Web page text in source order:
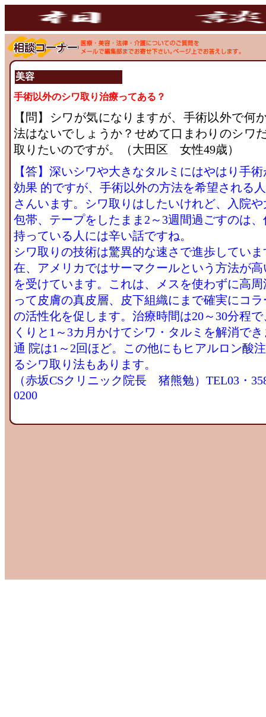
美容
手術以外のシワ取り治療ってある？
【問】シワが気になりますが、手術以外で何
法はないでしょうか？せめて口まわりのシワ
取りたいのですが。（大田区 女性49歳）
【答】深いシワや大きなタルミにはやはり手
効果 的ですが、手術以外の方法を希望される
さんいます。シワ取りはしたいけれど、入院や
包帯、テープをしたまま2～3週間過ごすのは、
持っている人には辛い話ですね。
シワ取りの技術は驚異的な速さで進歩していま
在、アメリカではサーマクールという方法が高
を受けています。これは、メスを使わずに高周
って皮膚の真皮層、皮下組織にまで確実にコラ
の活性化を促します。治療時間は20～30分程
くりと1～3カ月かけてシワ・タルミを解消で
通 院は1～2回ほど。この他にもヒアルロン酸
るシワ取り法もあります。
（赤坂CSクリニック院長 猪熊勉）TEL03・
0200